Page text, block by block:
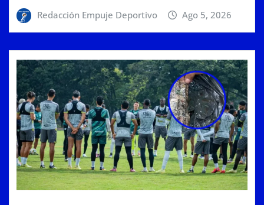
Redacción Empuje Deportivo Ago 5, 2026